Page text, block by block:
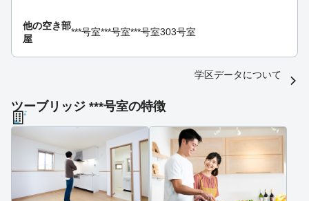
他の空き部
屋
***号室***号室***号室303号室
学区データについて
ツーブリッジ ***号室の特徴